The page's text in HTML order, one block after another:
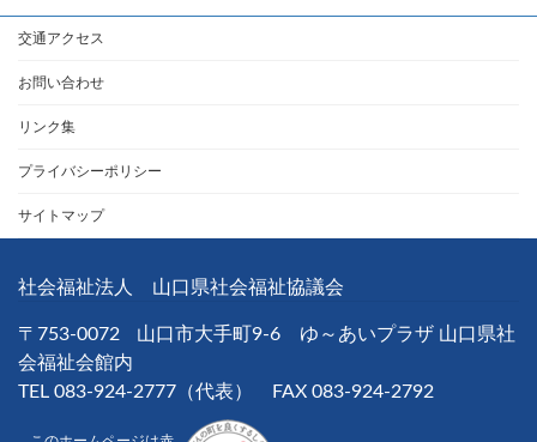
交通アクセス
お問い合わせ
リンク集
プライバシーポリシー
サイトマップ
社会福祉法人 山口県社会福祉協議会
〒753-0072
山口市大手町9-6 ゆ～あいプラザ 山口県社
会福祉会館内
TEL 083-924-2777（代表） FAX 083-924-2792